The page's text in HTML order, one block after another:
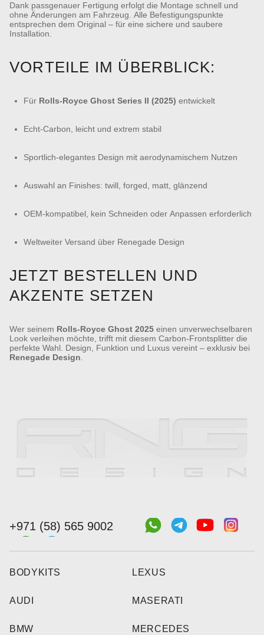
Dank passgenauer Fertigung erfolgt die Montage schnell und
ohne Änderungen am Fahrzeug. Alle Befestigungspunkte
entsprechen dem Original – für eine sichere und saubere
Installation.
VORTEILE IM ÜBERBLICK:
Für Rolls-Royce Ghost Series II (2025) entwickelt
Echt-Carbon, leicht und extrem stabil
Sportlich-elegantes Design mit aerodynamischem Nutzen
Auswahl an Finishes: twill, forged, matt, glänzend
OEM-kompatibel, kein Schneiden oder Anpassen erforderlich
Weltweiter Versand über Renegade Design
JETZT BESTELLEN UND
AKZENTE SETZEN
Wer seinem Rolls-Royce Ghost 2025 einen unverwechselbaren
Look verleihen möchte, trifft mit diesem Carbon-Frontsplitter die
perfekte Wahl. Design, Funktion und Luxus vereint – exklusiv bei
Renegade Design
+971 (58) 565 9002
BODYKITS
AUDI
BMW
LEXUS
MASERATI
MERCEDES